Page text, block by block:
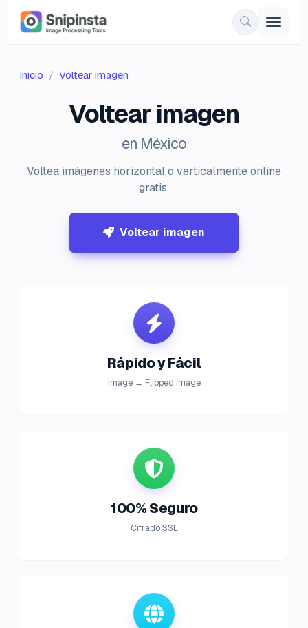
Inicio Voltear imagen
Voltear imagen
en México
Voltea imágenes horizontal o verticalmente online
gratis.
Voltear imagen
Rápido y Fácil
Image → Flipped Image
100% Seguro
Cifrado SSL